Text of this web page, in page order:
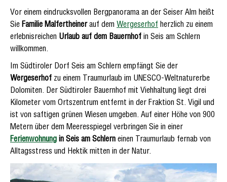
Vor einem eindrucksvollen Bergpanorama an der Seiser Alm heißt
Sie Familie Malfertheinerauf dem Wergeserhof herzlich zu einem
erlebnisreichen Urlaub auf dem Bauernhof in Seis am Schlern
willkommen.
Im Südtiroler Dorf Seis am Schlern empfängt Sie der
Wergeserhof zu einem Traumurlaub im UNESCO-Weltnaturerbe
Dolomiten. Der Südtiroler Bauernhof mit Viehhaltung liegt drei
Kilometer vom Ortszentrum entfernt in der Fraktion St. Vigil und
ist von saftigen grünen Wiesen umgeben. Auf einer Höhe von 900
Metern über dem Meeresspiegel verbringen Sie in einer
Ferienwohnung in Seis am Schlern einen Traumurlaub fernab von
Alltagsstress und Hektik mitten in der Natur.